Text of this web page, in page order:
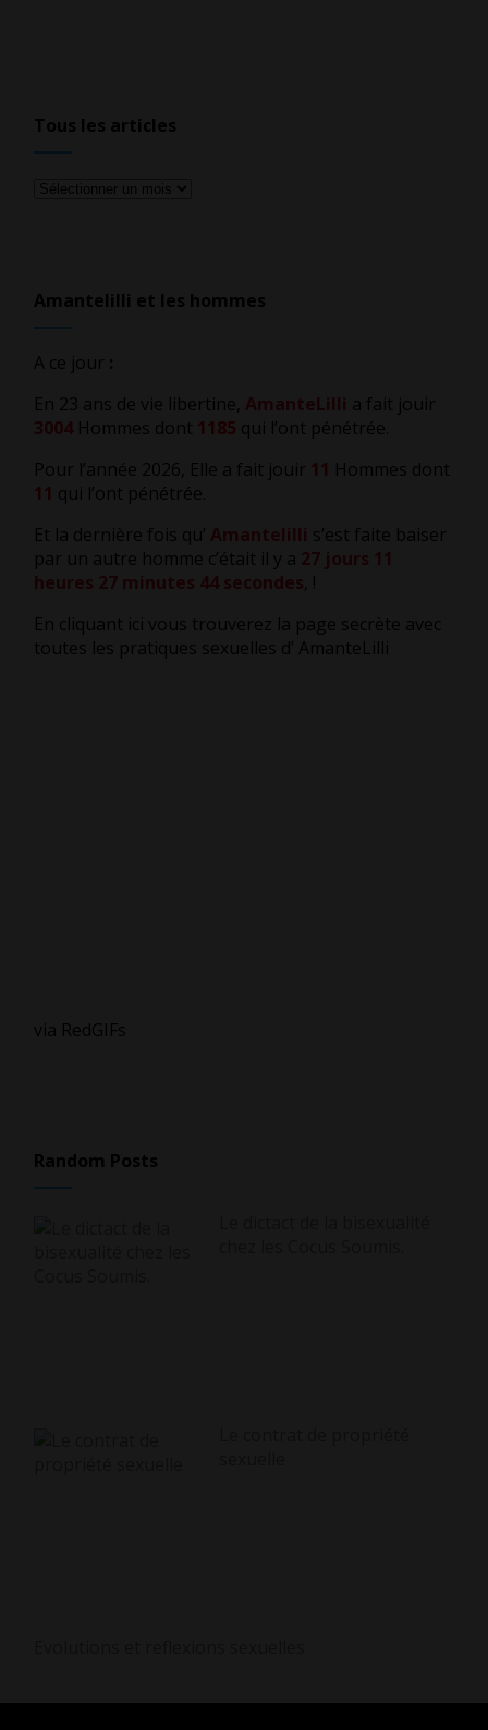
Tous les articles
Tous
Amantelilli et les hommes
A ce jour :
En 23 ans de vie libertine,
a fait jouir
Hommes dont 1185 qui l’ont pénétrée.
Pour l’année 2026, Elle a fait jouir 11 Hommes dont
11 qui l’ont pénétrée.
Et la dernière fois qu’
s’est faite baiser
par un autre homme c’était il y a
!
En cliquant ici vous trouverez la page secrète avec
toutes les pratiques sexuelles d’ AmanteLilli
via RedGIFs
Random Posts